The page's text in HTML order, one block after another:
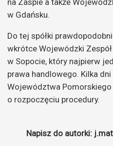
w Gdańsku.
Do tej spółki
wkrótce Wojewódzki
w Sopocie, który najpierw
prawa handlowego. Kilka
Województwa Pomorskiego
o rozpoczęciu procedury.
Napisz do autorki: